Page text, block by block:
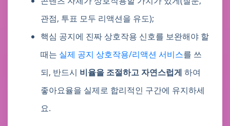
관점, 투표 모두 리액션을 유도);
핵심 공지에 진짜 상호작용 신호를 보완해야 할
때는 실제 공지 상호작용/리액션 서비스를 쓰
되, 반드시 비율을 조절하고 자연스럽게 하여
좋아요율을 실제로 합리적인 구간에 유지하세
요.